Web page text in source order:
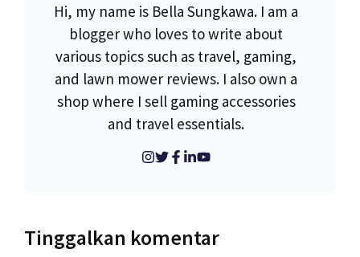
Hi, my name is Bella Sungkawa. I am a
blogger who loves to write about
various topics such as travel, gaming,
and lawn mower reviews. I also own a
shop where I sell gaming accessories
and travel essentials.
Tinggalkan komentar